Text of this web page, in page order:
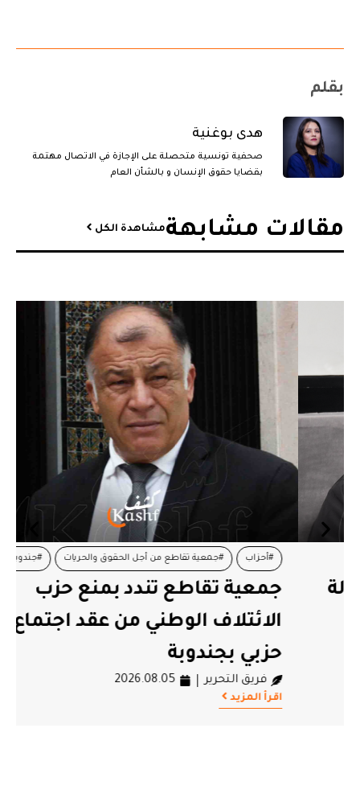
بقلم
هدى بوغنية
صحفية تونسية متحصلة على الإجازة في الاتصال مهتمة
بقضايا حقوق الإنسان و بالشأن العام
مقالات مشابهة​مشاهدة الكل
#جمعية تقاطع من أجل الحقوق والحريات #جندوبة
#حزب الائتلاف الوطني
جمعية تقاطع تندد بمنع حزب
الائتلاف الوطني من عقد اجتماع
حزبي بجندوبة
فريق التحرير 2026.08.05
اقرأ المزيد